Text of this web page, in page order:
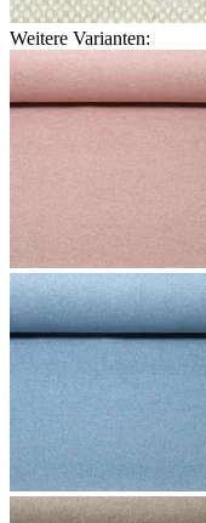
Weitere Varianten: